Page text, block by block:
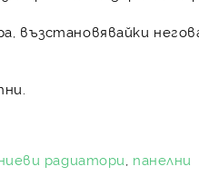
възстановявайки
радиатори панелни